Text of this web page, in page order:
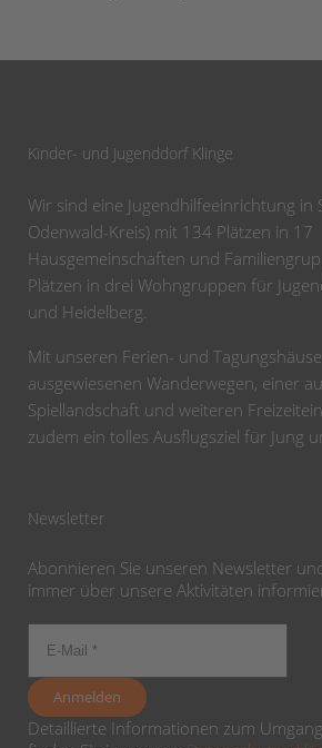
Kinder- und Jugenddorf Klinge
Wir sind eine Jugendhilfeeinrichtung in
Odenwald-Kreis) mit 134 Plätzen in 17
Hausgemeinschaften und
Plätzen in drei Wohngruppen für
und Heidelberg.
Mit unseren Ferien- und
ausgewiesenen Wanderwegen, einer
Spiellandschaft und weiteren
zudem ein tolles Ausflugsziel für Jung
Newsletter
Abonnieren Sie unseren Newsletter
immer über unsere Aktivitäten
Detaillierte Informationen zum